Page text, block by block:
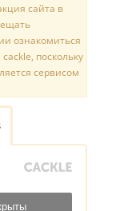
сайта в
ознакомиться
поскольку
сервисом